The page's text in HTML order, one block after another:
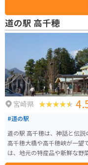
道の駅 高千穂
宮崎県
#道の駅
道の駅 高千穂は、神話と伝
高千穂大橋や高千穂峡が一望
は、地元の特産品や新鮮な野
ます。